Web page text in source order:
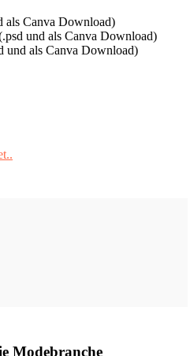
als Canva Download)
und als Canva Download)
und als Canva Download)
Modebranche